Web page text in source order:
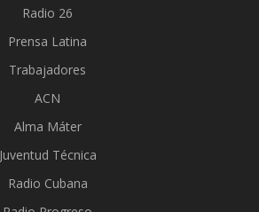
Radio 26
Prensa Latina
Trabajadores
ACN
Alma Máter
Juventud Técnica
Radio Cubana